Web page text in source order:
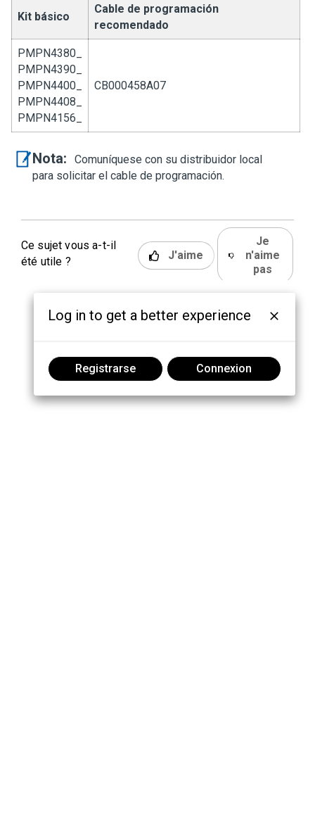
Kit básico
Cable de programación
recomendado
PMPN4380_
PMPN4390_
PMPN4400_
PMPN4408_
PMPN4156_
CB000458A07
Nota:
Comuníquese con su distribuidor local
para solicitar el cable de programación.
Ce sujet vous a-t-il
été utile ?
J'aime
Je
n'aime
pas
Log in to get a better experience
Registrarse Connexion